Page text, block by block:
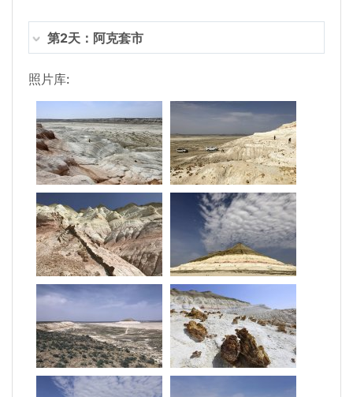
第2天：阿克套市
照片库: